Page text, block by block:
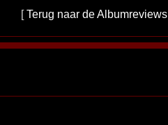
[Terug naar de Albumreviews